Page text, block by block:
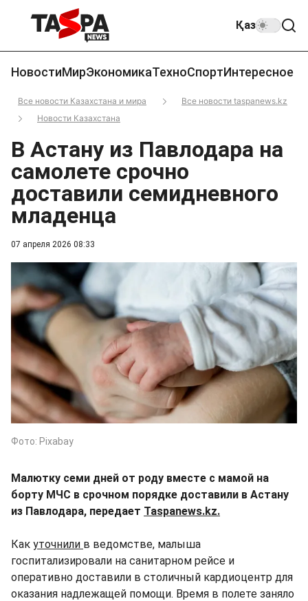
Қаз
НовостиМирЭкономикаТехноСпортИнтересное
Все новости Казахстана и мира
Все новости taspanews.kz
Новости Казахстана
07 апреля 2026 08:33
В Астану из Павлодара на
самолете срочно
доставили семидневного
младенца
Фото: Pixabay
Малютку семи дней от роду вместе с мамой на
борту МЧС в срочном порядке доставили в Астану
из Павлодара, передает Taspanews.kz.
Как уточнили в ведомстве, малыша
госпитализировали на санитарном рейсе и
оперативно доставили в столичный кардиоцентр для
оказания надлежащей помощи. Время в полете заняло